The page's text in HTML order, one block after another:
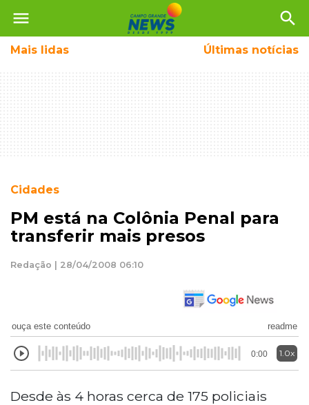
menu search
Mais lidas Últimas notícias
Cidades
PM está na Colônia Penal para
transferir mais presos
Redação | 28/04/2008 06:10
ouça este conteúdo readme
0:00 1.0x
Desde às 4 horas cerca de 175 policiais